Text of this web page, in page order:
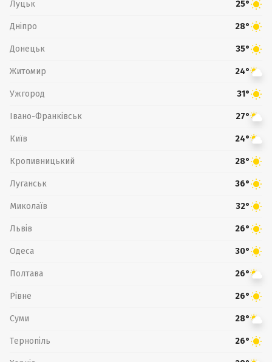
Луцьк 25°
Дніпро 28°
Донецьк 35°
Житомир 24°
Ужгород 31°
Івано-Франківськ 27°
Київ 24°
Кропивницький 28°
Луганськ 36°
Миколаїв 32°
Львів 26°
Одеса 30°
Полтава 26°
Рівне 26°
Суми 28°
Тернопіль 26°